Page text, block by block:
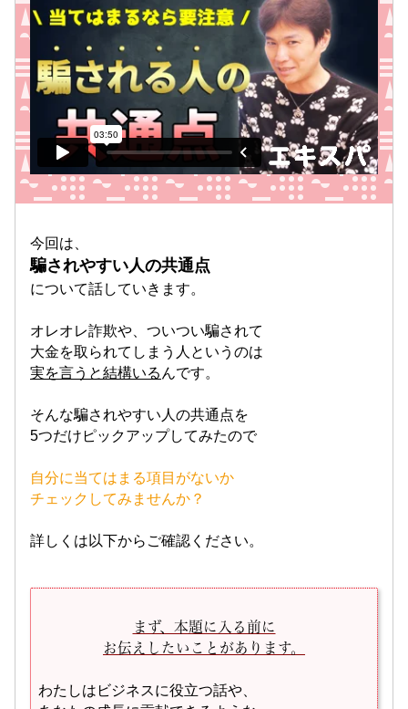
今回は、
騙されやすい人の共通点
について話していきます。
オレオレ詐欺や、ついつい騙されて
大金を取られてしまう人というのは
実を言うと結構いる んです。
そんな騙されやすい人の共通点を
5つだけピックアップしてみたので
自分に当てはまる項目がないか
チェックしてみませんか？
詳しくは以下からご確認ください。
まず、本題に入る前に
お伝えしたいことがあります。
わたしはビジネスに役立つ話や、